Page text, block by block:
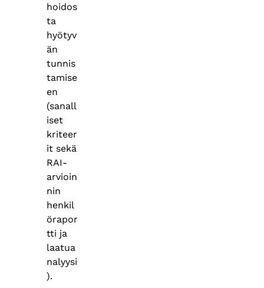
hoidos
ta
hyötyv
än
tunnis
tamise
en
(sanall
iset
kriteer
it sekä
RAI-
arvioin
nin
henkil
örapor
tti ja
laatua
nalyysi
).